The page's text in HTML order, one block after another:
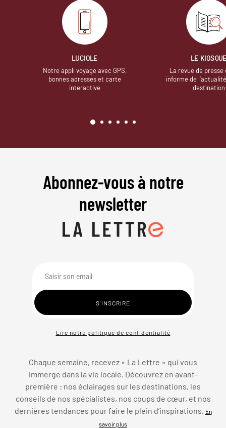
LUCIOLE
Notre appli voyage avec GPS,
bonnes adresses et carte
interactive
LE
La revue de presse
informe de
destination
Abonnez-vous à notre
newsletter
Lire notre politique de confidentialité
Chaque semaine, recevez « La Lettre » qui vous
immerge dans la vie locale. Découvrez en avant-
première : nos éclairages sur les destinations, les
conseils de nos spécialistes, nos coups de cœur, et nos
dernières tendances pour faire le plein d’inspirations.
En
savoir plus